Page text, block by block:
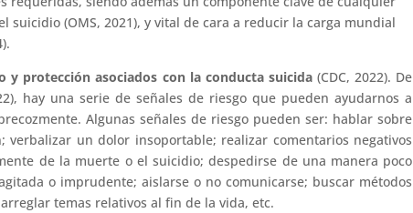
suicidio (OMS, 2021), y vital de cara a reducir la carga mundial
y protección asociados con la conducta suicida (CDC, 2022). De
hay una serie de señales de riesgo que pueden ayudarnos a
Algunas señales de riesgo pueden ser: hablar sobre
verbalizar un dolor insoportable; realizar comentarios negativos
de la muerte o el suicidio; despedirse de una manera poco
o imprudente; aislarse o no comunicarse; buscar métodos
temas relativos al fin de la vida, etc.